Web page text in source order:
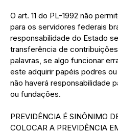
O art. 11 do PL-1992 não
para os servidores federais
responsabilidade do Estado
transferência de contribuições
palavras, se algo funcionar
este adquirir papéis podres
não haverá responsabilidade
ou fundações.
PREVIDÊNCIA É SINÔNIMO
COLOCAR A PREVIDÊNCIA